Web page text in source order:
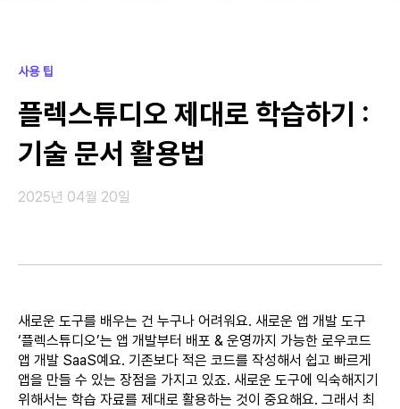
사용 팁
플렉스튜디오 제대로 학습하기 :
기술 문서 활용법
2025년 04월 20일
새로운 도구를 배우는 건 누구나 어려워요. 새로운 앱 개발 도구
‘플렉스튜디오’는 앱 개발부터 배포 & 운영까지 가능한 로우코드
앱 개발 SaaS예요. 기존보다 적은 코드를 작성해서 쉽고 빠르게
앱을 만들 수 있는 장점을 가지고 있죠. 새로운 도구에 익숙해지기
위해서는 학습 자료를 제대로 활용하는 것이 중요해요. 그래서 최